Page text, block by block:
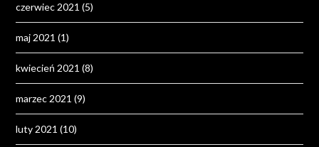
czerwiec 2021 (5)
maj 2021 (1)
kwiecień 2021 (8)
marzec 2021 (9)
luty 2021 (10)